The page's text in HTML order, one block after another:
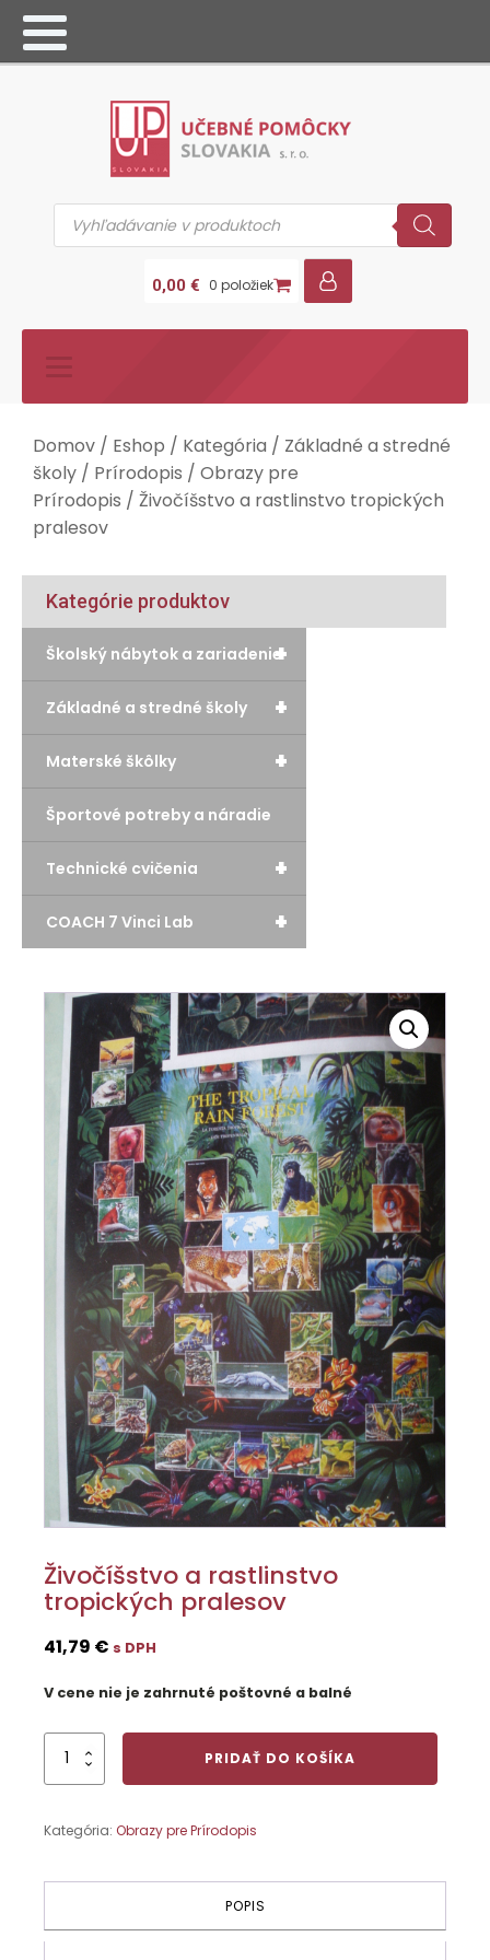
Products
search
0,00 € 0 položiek
Domov / Eshop / Kategória / Základné a stredné
školy / Prírodopis / Obrazy pre
Prírodopis / Živočíšstvo a rastlinstvo tropických
pralesov
Kategórie produktov
+
Školský nábytok a zariadenie
+
Základné a stredné školy
+
Materské škôlky
Športové potreby a náradie
+
Technické cvičenia
+
COACH 7 Vinci Lab
Živočíšstvo a rastlinstvo
tropických pralesov
41,79 € s DPH
V cene nie je zahrnuté poštovné a balné
množstvo
Živočíšstvo
pralesov
PRIDAŤ DO KOŠÍKA
Kategória: Obrazy pre Prírodopis
POPIS